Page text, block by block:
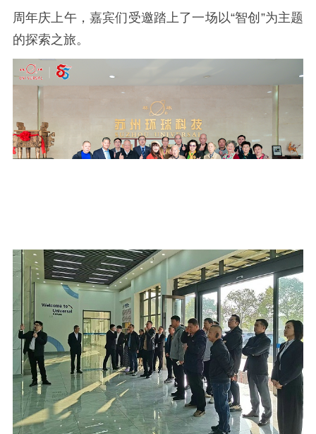
周年庆上午，嘉宾们受邀踏上了一场以“智创”为主题
的探索之旅。